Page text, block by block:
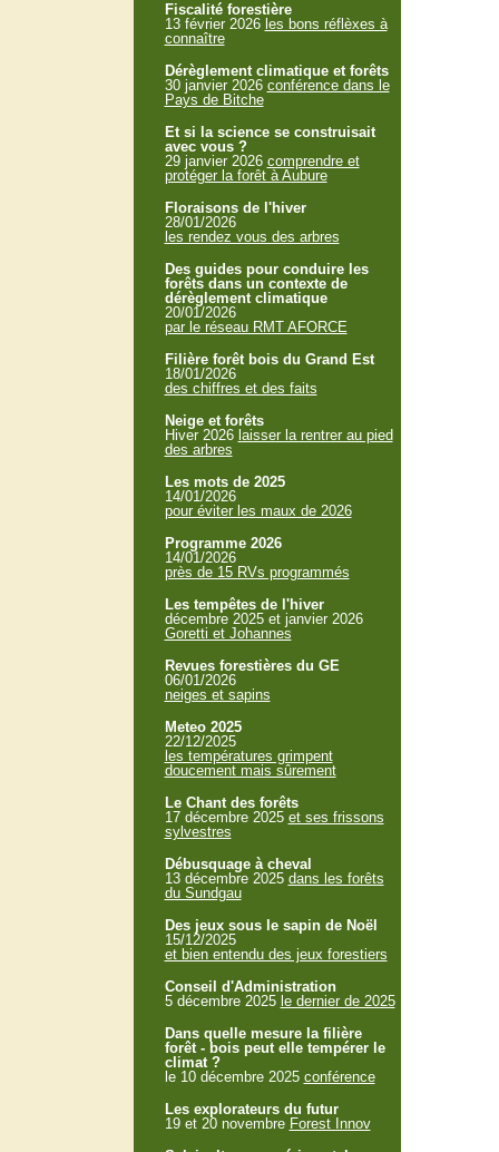
Fiscalité forestière
13 février 2026 les bons réflèxes à
connaître
Dérèglement climatique et forêts
30 janvier 2026 conférence dans le
Pays de Bitche
Et si la science se construisait
avec vous ?
29 janvier 2026 comprendre et
protéger la forêt à Aubure
Floraisons de l'hiver
28/01/2026
les rendez vous des arbres
Des guides pour conduire les
forêts dans un contexte de
dérèglement climatique
20/01/2026
par le réseau RMT AFORCE
Filière forêt bois du Grand Est
18/01/2026
des chiffres et des faits
Neige et forêts
Hiver 2026 laisser la rentrer au pied
des arbres
Les mots de 2025
14/01/2026
pour éviter les maux de 2026
Programme 2026
14/01/2026
près de 15 RVs programmés
Les tempêtes de l'hiver
décembre 2025 et janvier 2026
Goretti et Johannes
Revues forestières du GE
06/01/2026
neiges et sapins
Meteo 2025
22/12/2025
les températures grimpent
doucement mais sûrement
Le Chant des forêts
17 décembre 2025 et ses frissons
sylvestres
Débusquage à cheval
13 décembre 2025 dans les forêts
du Sundgau
Des jeux sous le sapin de Noël
15/12/2025
et bien entendu des jeux forestiers
Conseil d'Administration
5 décembre 2025 le dernier de 2025
Dans quelle mesure la filière
forêt - bois peut elle tempérer le
climat ?
le 10 décembre 2025 conférence
Les explorateurs du futur
19 et 20 novembre Forest Innov